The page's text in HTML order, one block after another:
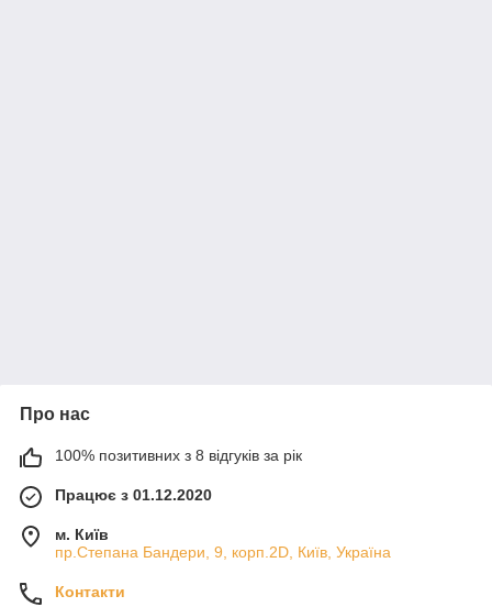
Про нас
100% позитивних з 8 відгуків за рік
Працює з 01.12.2020
м. Київ
пр.Степана Бандери, 9, корп.2D, Київ, Україна
Контакти